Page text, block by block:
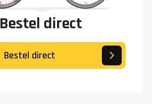
Bestel direct
Bestel direct